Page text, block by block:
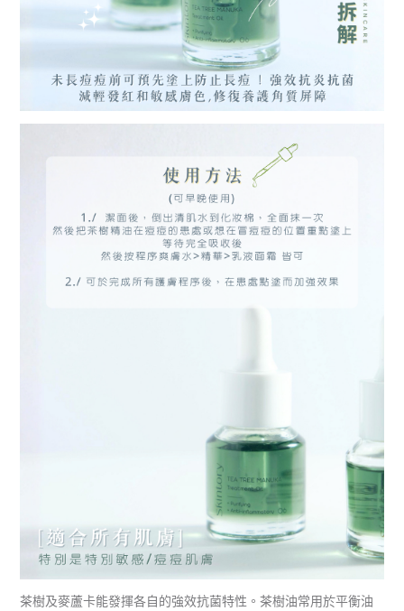
茶樹及麥蘆卡能發揮各自的強效抗菌特性。茶樹油常用於平衡油